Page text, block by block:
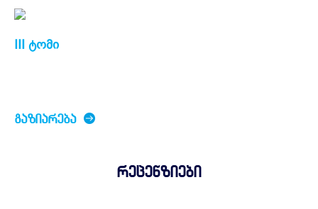
III ტომი
ᲒᲐᲖᲘᲐᲠᲔᲑᲐ
რეცენზიები